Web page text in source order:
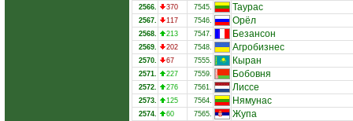
2566. 370 7545. Таурас
2567. 117 7546. Орёл
2568. 213 7547. Безансон
2569. 202 7548. Агробизнес
2570. 67 7555. Кыран
2571. 227 7559. Бобовня
2572. 276 7561. Лиссе
2573. 125 7564. Нямунас
2574. 60 7565. Жупа